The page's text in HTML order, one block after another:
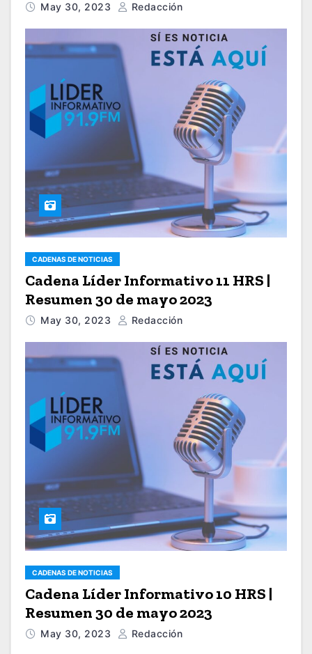
May 30, 2023 Redacción
CADENAS DE NOTICIAS
Cadena Líder Informativo 11 HRS |
Resumen 30 de mayo 2023
May 30, 2023 Redacción
CADENAS DE NOTICIAS
Cadena Líder Informativo 10 HRS |
Resumen 30 de mayo 2023
May 30, 2023 Redacción